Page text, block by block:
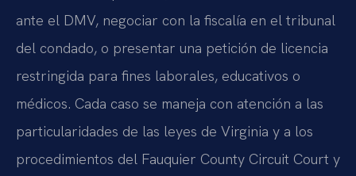
ante el DMV, negociar con la fiscalía en el tribunal
del condado, o presentar una petición de licencia
restringida para fines laborales, educativos o
médicos. Cada caso se maneja con atención a las
particularidades de las leyes de Virginia y a los
procedimientos del Fauquier County Circuit Court y